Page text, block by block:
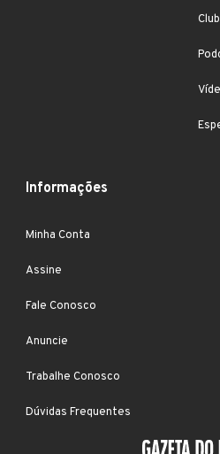
Informações
Minha Conta
Assine
Fale Conosco
Anuncie
Trabalhe Conosco
Dúvidas Frequentes